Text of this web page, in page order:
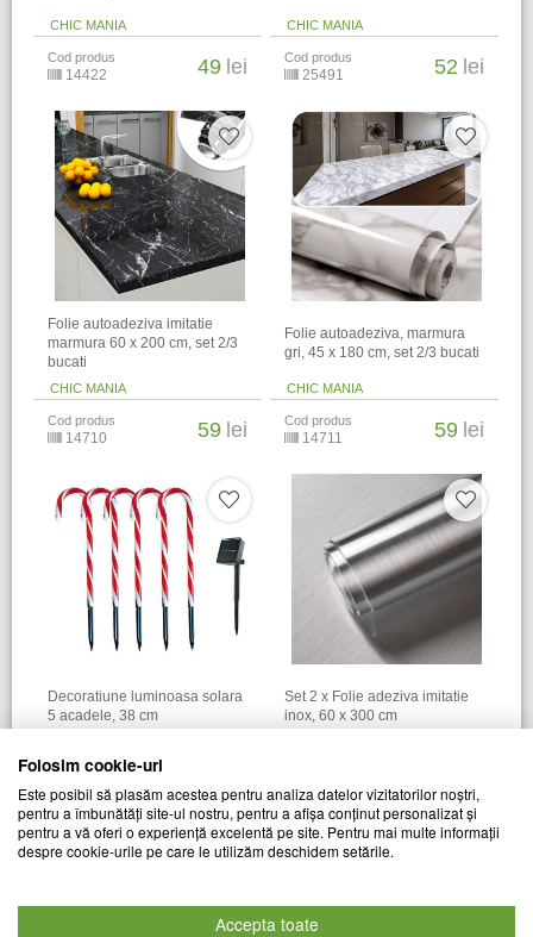
CHIC MANIA
Cod produs
14422 49 lei
CHIC MANIA
Cod produs
25491 52 lei
Folie autoadeziva imitatie
marmura 60 x 200 cm, set 2/3
bucati
CHIC MANIA
Cod produs
14710 59 lei
Folie autoadeziva, marmura
gri, 45 x 180 cm, set 2/3 bucati
CHIC MANIA
Cod produs
14711 59 lei
Decoratiune luminoasa solara
5 acadele, 38 cm
19554 61 lei
Set 2 x Folie adeziva imitatie
inox, 60 x 300 cm
21739 69 lei
Folosim cookie-uri
Este posibil să plasăm acestea pentru analiza datelor vizitatorilor noștri,
pentru a îmbunătăți site-ul nostru, pentru a afișa conținut personalizat și
pentru a vă oferi o experiență excelentă pe site. Pentru mai multe informații
despre cookie-urile pe care le utilizăm deschidem setările.
Accepta toate